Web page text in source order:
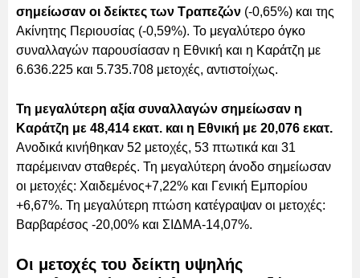
σημείωσαν οι δείκτες των Τραπεζών (-0,65%) και της
Ακίνητης Περιουσίας (-0,59%). Το μεγαλύτερο όγκο
συναλλαγών παρουσίασαν η Εθνική και η Καράτζη με
6.636.225 και 5.735.708 μετοχές, αντιστοίχως.
Τη μεγαλύτερη αξία συναλλαγών σημείωσαν η
Καράτζη με 48,414 εκατ. και η Εθνική με 20,076 εκατ.
Ανοδικά κινήθηκαν 52 μετοχές, 53 πτωτικά και 31
παρέμειναν σταθερές. Τη μεγαλύτερη άνοδο σημείωσαν
οι μετοχές: Χαιδεμένος+7,22% και Γενική Εμπορίου
+6,67%. Τη μεγαλύτερη πτώση κατέγραψαν οι μετοχές:
Βαρβαρέσος -20,00% και ΣΙΔΜΑ-14,07%.
Οι μετοχές του δείκτη υψηλής